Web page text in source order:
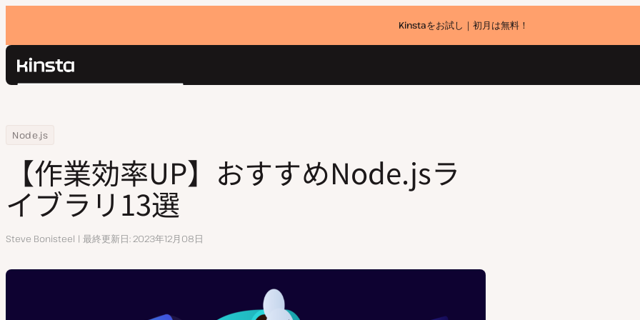
Kinstaをお試し｜初月は無料！
Kinsta®
価格設定
お問い合わせ
検
Home
リソースセンター
Node.js
【作業効率UP】おすすめNode.jsライブラリ13選
【作業効率UP】おすすめNode.jsラ
イブラリ13選
執
Steve Bonisteel 最終更新日 2023年12月08日